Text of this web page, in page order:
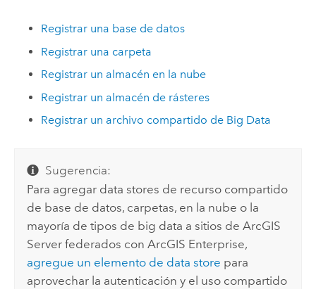
Registrar una base de datos
Registrar una carpeta
Registrar un almacén en la nube
Registrar un almacén de rásteres
Registrar un archivo compartido de Big Data
Sugerencia:
Para agregar data stores de recurso compartido
de base de datos, carpetas, en la nube o la
mayoría de tipos de big data a sitios deArcGIS
Server federados conArcGIS Enterprise,
agregue un elemento de data store para
aprovechar la autenticación y el uso compartido